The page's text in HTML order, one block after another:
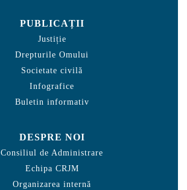
PUBLICAȚII
Justiție
Drepturile Omului
Societate civilă
Infografice
Buletin informativ
DESPRE NOI
Consiliul de Administrare
Echipa CRJM
Organizarea internă